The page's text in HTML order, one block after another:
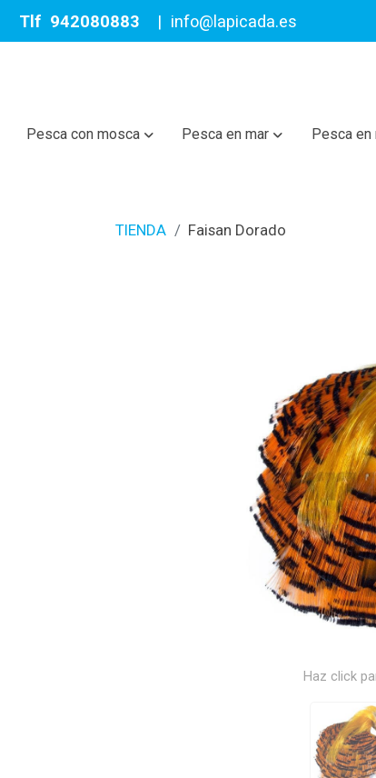
Tlf 942080883 | info@lapicada.es
Pesca con mosca Pesca en mar Pesca en
TIENDA Faisan Dorado
Haz click